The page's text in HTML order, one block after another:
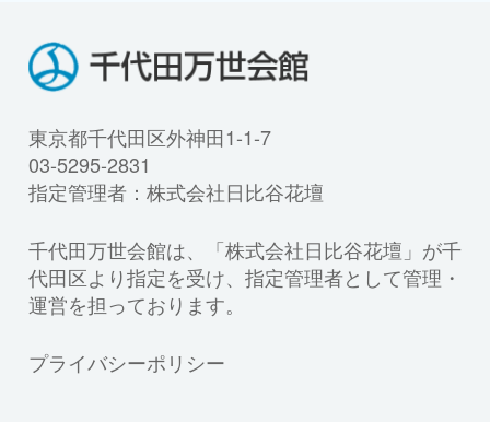
東京都千代田区外神田1-1-7
03-5295-2831
指定管理者：株式会社日比谷花壇
千代田万世会館は、「株式会社日比谷花壇」が千
代田区より指定を受け、指定管理者として管理・
運営を担っております。
プライバシーポリシー